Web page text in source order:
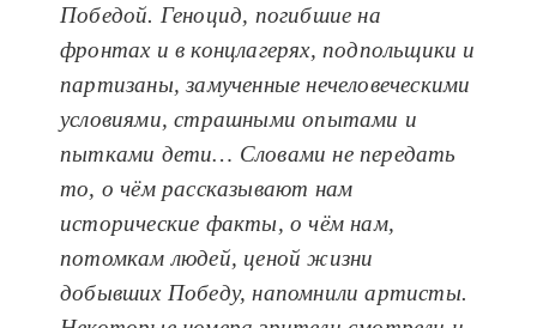
Победой. Геноцид, погибшие на
фронтах и в концлагерях, подпольщики и
партизаны, замученные нечеловеческими
условиями, страшными опытами и
пытками дети… Словами не передать
то, о чём рассказывают нам
исторические факты, о чём нам,
потомкамлюдей, ценой жизни
добывших Победу, напомнили артисты.